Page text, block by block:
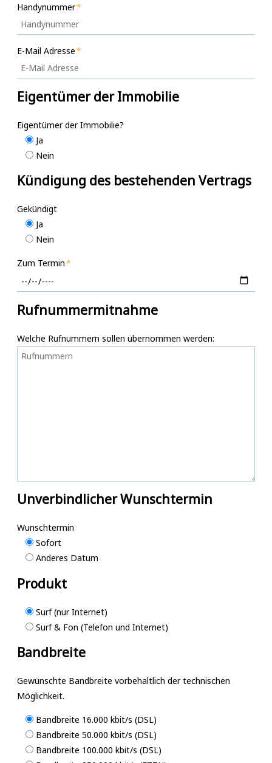
Handynummer
E-Mail Adresse
Eigentümer der Immobilie
Eigentümer der Immobilie?
Ja
Nein
Kündigung des bestehenden Vertrags
Gekündigt
Ja
Nein
Zum Termin
Rufnummermitnahme
Welche Rufnummern sollen übernommen werden:
Unverbindlicher Wunschtermin
Wunschtermin
Sofort
Anderes Datum
Produkt
Surf (nur Internet)
Surf & Fon (Telefon und Internet)
Bandbreite
Gewünschte Bandbreite vorbehaltlich der technischen
Möglichkeit.
Bandbreite 16.000 kbit/s (DSL)
Bandbreite 50.000 kbit/s (DSL)
Bandbreite 100.000 kbit/s (DSL)